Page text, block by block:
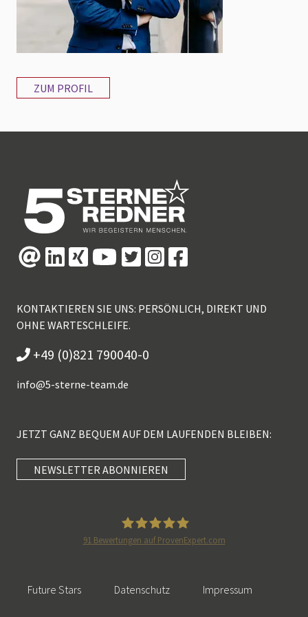
ZUM PROFIL
KONTAKTIEREN SIE UNS: PERSÖNLICH, DIREKT UND
OHNE WARTESCHLEIFE.
+49 (0)821 790040-0
info@5-sterne-team.de
JETZT GANZ BEQUEM AUF DEM LAUFENDEN BLEIBEN:
NEWSLETTER ABONNIEREN
91 Bewertungen auf ProvenExpert.com
Future Stars Datenschutz Impressum
SEHR GUT